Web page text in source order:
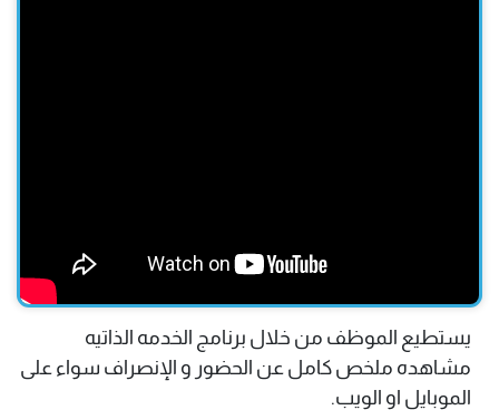
يستطيع الموظف من خلال برنامج الخدمه الذاتيه
مشاهده ملخص كامل عن الحضور و الإنصراف سواء على
الموبايل او الويب.